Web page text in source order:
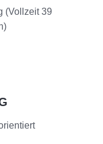
(Vollzeit 39